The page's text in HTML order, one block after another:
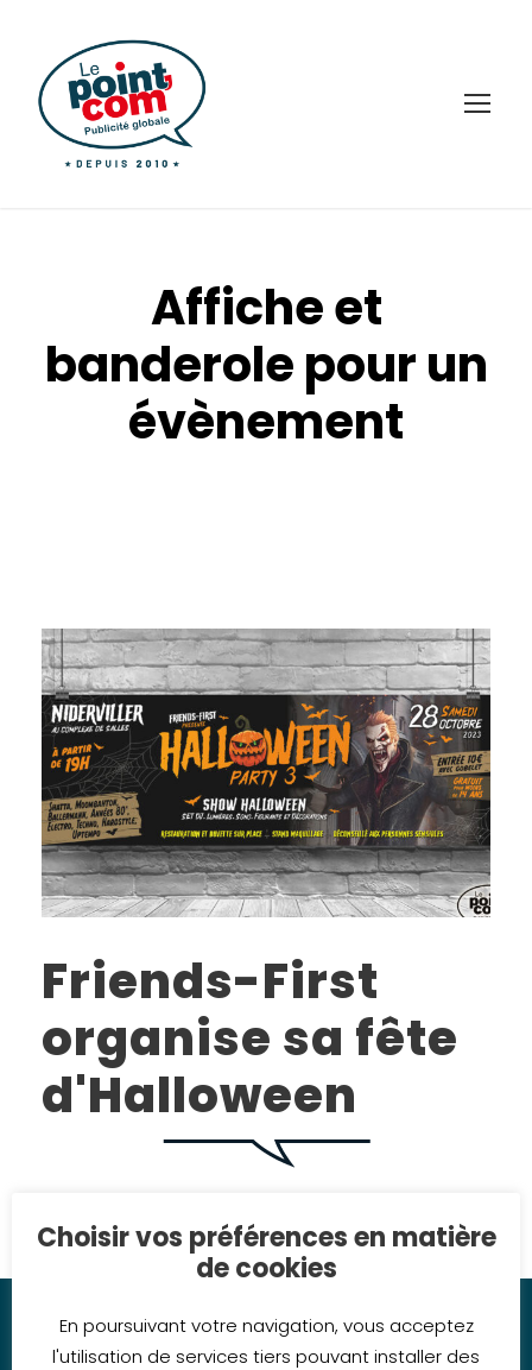
Affiche et
banderole pour un
évènement
Friends-First
organise sa fête
d'Halloween
Choisir vos préférences en matière
de cookies
En poursuivant votre navigation, vous acceptez
l'utilisation de services tiers pouvant installer des